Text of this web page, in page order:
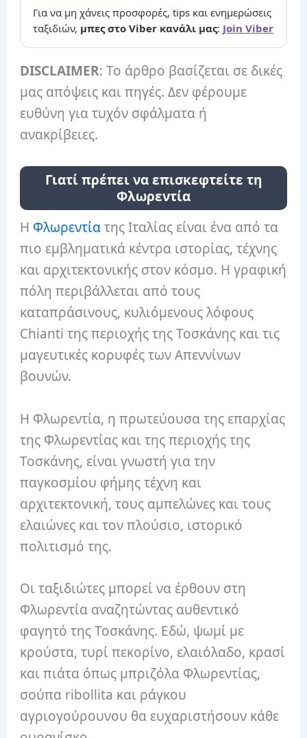
Για να μη χάνεις προσφορές, tips και ενημερώσεις
ταξιδιών, μπες στο Viber κανάλι μας: Join Viber
DISCLAIMER: Το άρθρο βασίζεται σε δικές
μας απόψεις και πηγές. Δεν φέρουμε
ευθύνη για τυχόν σφάλματα ή
ανακρίβειες.
Γιατί πρέπει να επισκεφτείτε τη
Φλωρεντία
Η Φλωρεντίατης Ιταλίας είναι ένα από τα
πιο εμβληματικά κέντρα ιστορίας, τέχνης
και αρχιτεκτονικής στον κόσμο. Η γραφική
πόλη περιβάλλεται από τους
καταπράσινους, κυλιόμενους λόφους
Chianti της περιοχής της Τοσκάνης και τις
μαγευτικές κορυφές των Απεννίνων
βουνών.
Η Φλωρεντία, η πρωτεύουσα της επαρχίας
της Φλωρεντίας και της περιοχής της
Τοσκάνης, είναι γνωστή για την
παγκοσμίου φήμης τέχνη και
αρχιτεκτονική, τους αμπελώνες και τους
ελαιώνες και τον πλούσιο, ιστορικό
πολιτισμό της.
Οι ταξιδιώτες μπορεί να έρθουν στη
Φλωρεντία αναζητώντας αυθεντικό
φαγητό της Τοσκάνης. Εδώ, ψωμί με
κρούστα, τυρί πεκορίνο, ελαιόλαδο, κρασί
και πιάτα όπως μπριζόλα Φλωρεντίας,
σούπα ribollita και ράγκου
αγριογούρουνου θα ευχαριστήσουν κάθε